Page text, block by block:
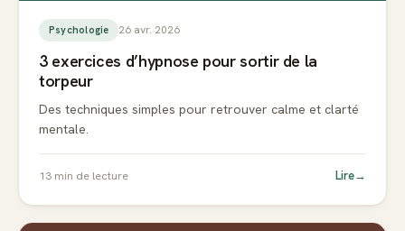
Psychologie 26 avr. 2026
3 exercices d’hypnose pour sortir de la
torpeur
Des techniques simples pour retrouver calme et clarté
mentale.
13 min de lecture Lire→